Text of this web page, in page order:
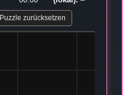
Puzzle zurücksetzen